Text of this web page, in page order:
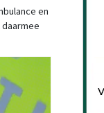
en